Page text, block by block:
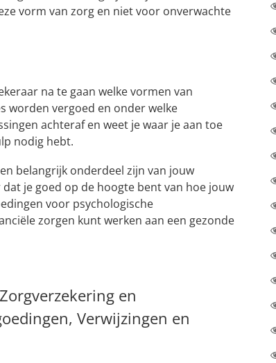
vorm van zorg en niet voor onverwachte
na te gaan welke vormen van
worden vergoed en onder welke
achteraf en weet je waar je aan toe
nodig hebt.
belangrijk onderdeel zijn van jouw
je goed op de hoogte bent van hoe jouw
voor psychologische
zorgen kunt werken aan een gezonde
en
Verwijzingen en